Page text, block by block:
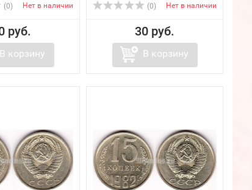
(0) Нет в наличии
руб.
В корзину
(0) Нет в наличии
30 руб.
В корзину